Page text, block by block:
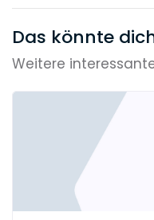
Das könnte
Weitere